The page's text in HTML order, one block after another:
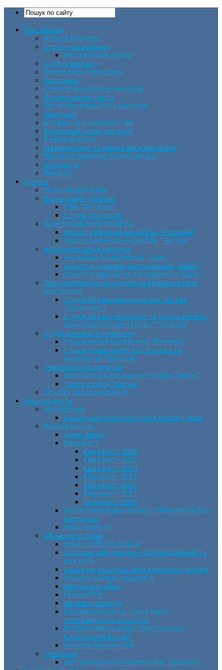
Про заклад
Історія закладу
Структура закладу
Методичний відділ
Статут закладу
Комплексна програма
Програми
Стратегія розвитку закладу
Фінансова звітність
Звіти про діяльність закладу
Закупівлі
Інструкція з діловодства
Кадровий склад закладу
Режим роботи
Матеріально-технічне забезпечення
Правила прийому та поведінки
Контакти
Вакансії
Гуртки
Освітня програма
Вокальний профіль
СВМ “Антарес”
Студія “Вікторія”
Хореографічний профіль
Хореографічний ансамбль “Росинка”
Хореографічний ансамбль “Час пік”
Інструментальна музика
Ансамбль бандуристів “Орія”
Оркестр духових інструментів “Зміна”
Оркестр народних інструментів “Орія”
Декоративно-прикладне та образотворче
мистецтво
Cтудія образотворчого мистецтва
“Соняшник”
Студія образотворчого та декоративно-
прикладного мистецтва “Писанка”
Студії раннього розвитку
Студія розвитку дитини “Веселка”
Студія дошкільної підготовки та
виховання “Горішок”
Театральний профіль
Шоу-театр молодіжного клубу “Імідж”
Театр-студія “Маска”
Основи програмування
Наші проєкти
Міжнародні
Соціально-психологічний проєкт VeLa
Всеукраїнські
День Землі
Єврофест
Єврофест-2026
Єврофест-2025
Єврофест-2024
Єврофест-2023
Єврофест-2022
Єврофест-2021
Єврофест-2020
Інклюзивний фестиваль “Натхнення без
кордонів”
Марш єдності
Обласного рівня
Знай і люби свій край
Здорове харчування – відповідальність
кожного
Славетні Українці. Іван Карпенко-Карий
Молодь обирає здоров’я
Мистецькі обрії
Humor Fest
За нашу свободу
Кіровоградщина – територія
толерантного простору
ІII обласний конкурс “Буктрейлер.
Книжковий форум”
Інтелектуальні ігри
Локальні
Арт-лабораторія «Життєвих завдань»